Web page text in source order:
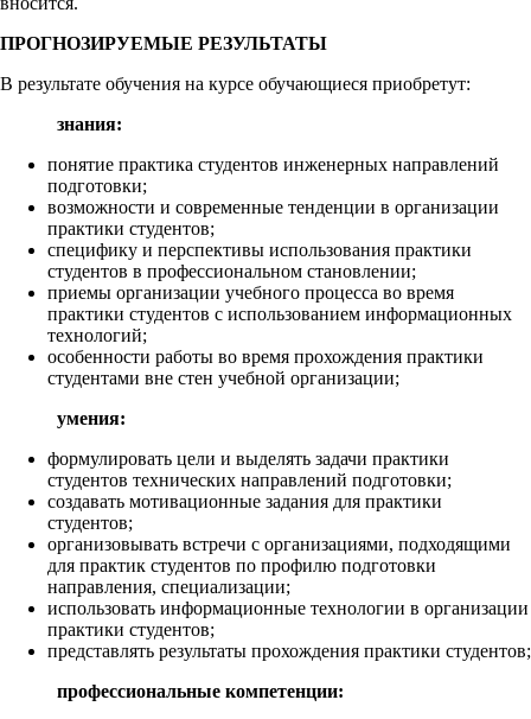
ПРОГНОЗИРУЕМЫЕ РЕЗУЛЬТАТЫ
В результате обучения на курсе обучающиеся приобретут:
знания:
понятие практика студентов инженерных направлений
подготовки;
возможности и современные тенденции в организации
практики студентов;
специфику и перспективы использования практики
студентов в профессиональном становлении;
приемы организации учебного процесса во время
практики студентов с использованием информационных
технологий;
особенности работы во время прохождения практики
студентами вне стен учебной организации;
умения:
формулировать цели и выделять задачи практики
студентов технических направлений подготовки;
создавать мотивационные задания для практики
студентов;
организовывать встречи с организациями, подходящими
для практик студентов по профилю подготовки
направления, специализации;
использовать информационные технологии в организации
практики студентов;
представлять результаты прохождения практики студентов;
профессиональные компетенции: